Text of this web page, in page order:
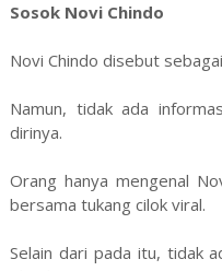
Sosok Novi Chindo
Novi Chindo disebut
Namun, tidak ada
dirinya.
Orang hanya mengenal
bersama tukang cilok viral.
Selain dari pada itu, tidak